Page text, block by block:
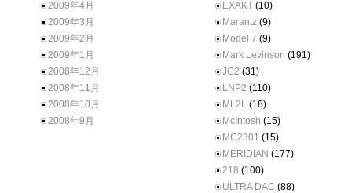
2009年4月
2009年3月
2009年2月
2009年1月
2008年12月
2008年11月
2008年10月
2008年9月
EXAKT (10)
Marantz (9)
Model 7 (9)
Mark Levinson (191)
JC2 (31)
LNP2 (110)
ML2L (18)
McIntosh (15)
MC2301 (15)
MERIDIAN (177)
218 (100)
ULTRA DAC (88)